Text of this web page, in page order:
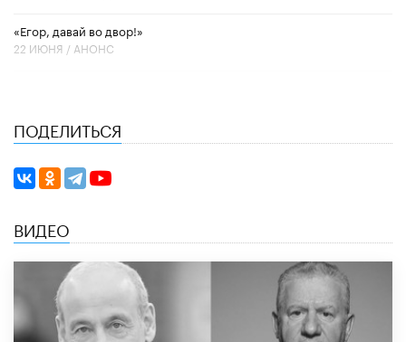
«Егор, давай во двор!»
22 ИЮНЯ / АНОНС
ПОДЕЛИТЬСЯ
ВИДЕО